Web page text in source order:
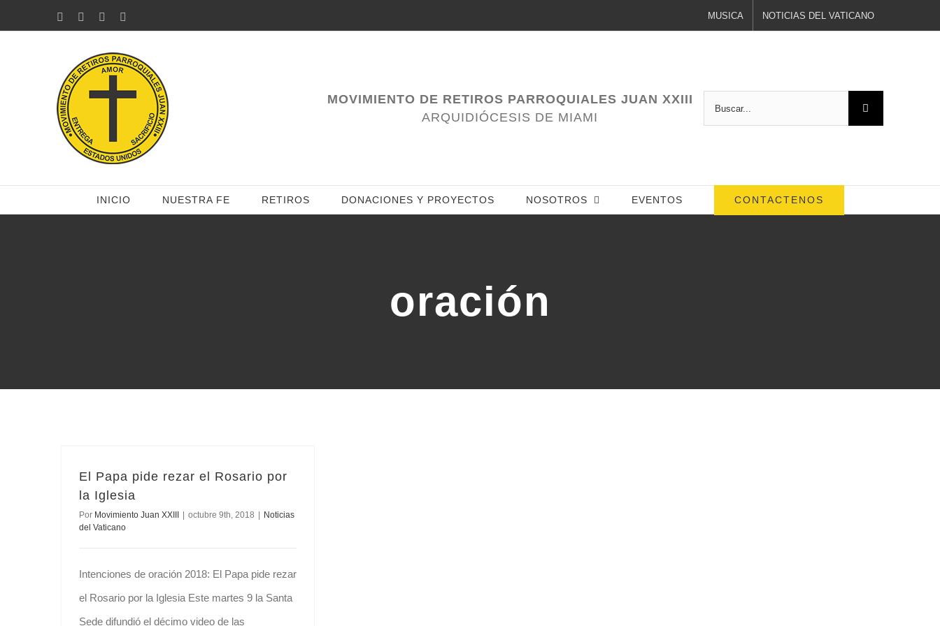
al
Facebook
TwitterYouTube MUSICA NOTICIAS DEL VATICANO
MOVIMIENTO DE RETIROS PARROQUIALES JUAN XXIII
ARQUIDIÓCESIS DE MIAMI
INICIO NUESTRA FE RETIROS DONACIONES Y PROYECTOS NOSOTROS EVENTOS CONTACTENOS
oración
El Papa pide rezar el Rosario por
la Iglesia
Por Movimiento Juan XXIII octubre 9th, 2018
Noticias
del Vaticano
Intenciones de oración 2018: El Papa pide rezar
el Rosario por la Iglesia Este martes 9 la Santa
Sede difundió el décimo video de las